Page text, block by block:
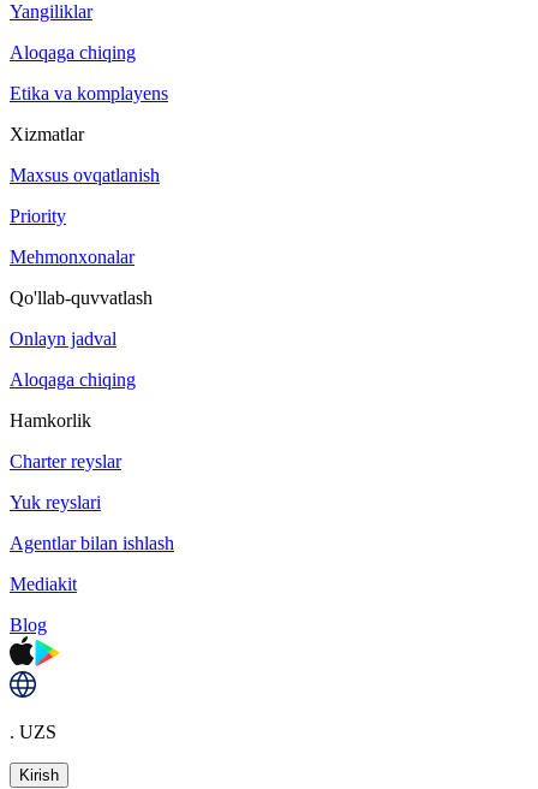
Yangiliklar
Aloqaga chiqing
Etika va komplayens
Xizmatlar
Maxsus ovqatlanish
Priority
Mehmonxonalar
Qo'llab-quvvatlash
Onlayn jadval
Aloqaga chiqing
Hamkorlik
Charter reyslar
Yuk reyslari
Agentlar bilan ishlash
Mediakit
Blog
. UZS
Kirish